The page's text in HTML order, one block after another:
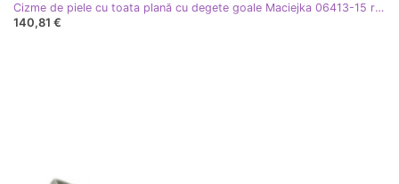
Cizme de piele cu toata plană cu degete goale Maciejka 06413-15 roz-portocaliu
140,81 €